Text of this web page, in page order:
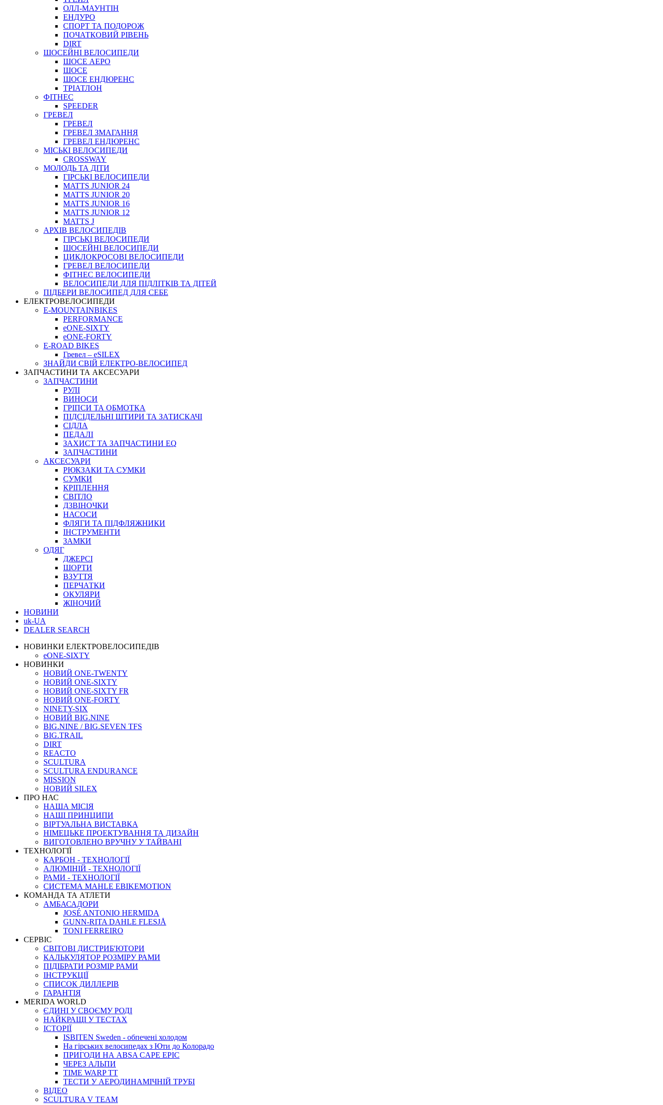
ОЛЛ-МАУНТIН
ЕНДУРО
СПОРТ ТА ПОДОРОЖ
ПОЧАТКОВИЙ РIВЕНЬ
DIRT
ШОСЕЙНІ ВЕЛОСИПЕДИ
ШОСЕ АЕРО
ШОСЕ
ШОСЕ ЕНДЮРЕНС
ТРІАТЛОН
ФІТНЕС
SPEEDER
ГРЕВЕЛ
ГРЕВЕЛ
ГРЕВЕЛ ЗМАГАННЯ
ГРЕВЕЛ ЕНДЮРЕНС
МІСЬКІ ВЕЛОСИПЕДИ
CROSSWAY
МОЛОДЬ ТА ДІТИ
ГIРСЬКI ВЕЛОСИПЕДИ
MATTS JUNIOR 24
MATTS JUNIOR 20
MATTS JUNIOR 16
MATTS JUNIOR 12
MATTS J
АРХIВ ВЕЛОСИПЕДIВ
ГІРСЬКІ ВЕЛОСИПЕДИ
ШОСЕЙНІ ВЕЛОСИПЕДИ
ЦИКЛОКРОСОВІ ВЕЛОСИПЕДИ
ГРЕВЕЛ ВЕЛОСИПЕДИ
ФІТНЕС ВЕЛОСИПЕДИ
ВЕЛОСИПЕДИ ДЛЯ ПІДЛІТКІВ ТА ДІТЕЙ
ПIДБЕРИ ВЕЛОСИПЕД ДЛЯ СЕБЕ
ЕЛЕКТРОВЕЛОСИПЕДИ
E-MOUNTAINBIKES
PERFORMANCE
eONE-SIXTY
eONE-FORTY
E-ROAD BIKES
Гревел – eSILEX
ЗНАЙДИ СВІЙ ЕЛЕКТРО-ВЕЛОСИПЕД
ЗАПЧАСТИНИ ТА АКСЕСУАРИ
ЗАПЧАСТИНИ
РУЛІ
ВИНОСИ
ГРІПСИ ТА ОБМОТКА
ПІДСІДЕЛЬНІ ШТИРИ ТА ЗАТИСКАЧІ
СІДЛА
ПЕДАЛІ
ЗАХИСТ ТА ЗАПЧАСТИНИ EQ
ЗАПЧАСТИНИ
АКСЕСУАРИ
РЮКЗАКИ ТА СУМКИ
СУМКИ
КРІПЛЕННЯ
СВІТЛО
ДЗВІНОЧКИ
НАСОСИ
ФЛЯГИ ТА ПІДФЛЯЖНИКИ
ІНСТРУМЕНТИ
ЗАМКИ
ОДЯГ
ДЖЕРСІ
ШОРТИ
ВЗУТТЯ
ПЕРЧАТКИ
ОКУЛЯРИ
ЖІНОЧИЙ
НОВИНИ
uk-UA
DEALER SEARCH
НОВИНКИ ЕЛЕКТРОВЕЛОСИПЕДІВ
eONE-SIXTY
НОВИНКИ
НОВИЙ ONE-TWENTY
НОВИЙ ONE-SIXTY
НОВИЙ ONE-SIXTY FR
НОВИЙ ONE-FORTY
NINETY-SIX
НОВИЙ BIG.NINE
BIG.NINE / BIG.SEVEN TFS
BIG.TRAIL
DIRT
REACTO
SCULTURA
SCULTURA ENDURANCE
MISSION
НОВИЙ SILEX
ПРО НАС
НАША МICIЯ
НАШI ПРИНЦИПИ
ВIРТУАЛЬНА ВИСТАВКА
НІМЕЦЬКЕ ПРОЕКТУВАННЯ ТА ДИЗАЙН
ВИГОТОВЛЕНО ВРУЧНУ У ТАЙВАНІ
ТЕХНОЛОГІЇ
КАРБОН - ТЕХНОЛОГІЇ
АЛЮМІНІЙ - ТЕХНОЛОГІЇ
РАМИ - ТЕХНОЛОГІЇ
СИСТЕМА MAHLE EBIKEMOTION
КОМАНДА ТА АТЛЕТИ
АМБАСАДОРИ
JOSÉ ANTONIO HERMIDA
GUNN-RITA DAHLE FLESJÅ
TONI FERREIRO
СЕРВІС
СВІТОВІ ДИСТРИБ'ЮТОРИ
КАЛЬКУЛЯТОР РОЗМIРУ РАМИ
ПІДІБРАТИ РОЗМІР РАМИ
IНСТРУКЦIЇ
СПИСОК ДИЛЛЕРІВ
ГАРАНТIЯ
MERIDA WORLD
ЄДИНI У СВОЄМУ РОДI
НАЙКРАЩІ У ТЕСТАХ
ІСТОРІЇ
ISBITEN Sweden - обпечені холодом
На гірських велосипедах з Юти до Колорадо
ПРИГОДИ НА ABSA CAPE EPIC
ЧЕРЕЗ АЛЬПИ
TIME WARP TT
ТЕСТИ У АЕРОДИНАМІЧНІЙ ТРУБІ
ВІДЕО
SCULTURA V TEAM